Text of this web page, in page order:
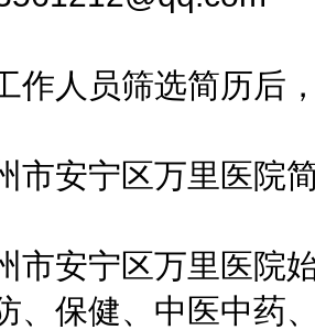
人员筛选简历后，
安宁区万里医院
安宁区万里医院始
、保健、中医中药